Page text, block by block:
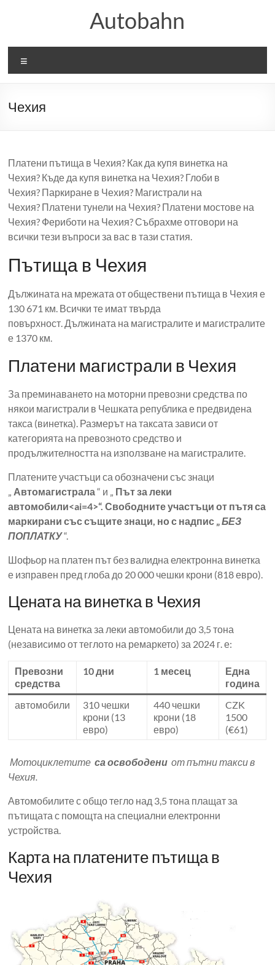
Autobahn
Чехия
Платени пътища в Чехия? Как да купя винетка на
Чехия? Къде да купя винетка на Чехия? Глоби в
Чехия? Паркиране в Чехия? Магистрали на
Чехия? Платени тунели на Чехия? Платени мостове на
Чехия? Фериботи на Чехия? Събрахме отговори на
всички тези въпроси за вас в тази статия.
Пътища в Чехия
Дължината на мрежата от обществени пътища в Чехия е
130 671 км. Всички те имат твърда
повърхност. Дължината на магистралите и магистралите
е 1370 км.
Платени магистрали в Чехия
За преминаването на моторни превозни средства по
някои магистрали в Чешката република е предвидена
такса (винетка). Размерът на таксата зависи от
категорията на превозното средство и
продължителността на използване на магистралите.
Платените участъци са обозначени със знаци
„ Автомагистрала“ и „ Път за леки
автомобили<ai=4>“. Свободните участъци от пътя са
маркирани със същите знаци, но с надпис „БЕЗ
ПОПЛАТКУ“.
Шофьор на платен път без валидна електронна винетка
е изправен пред глоба до 20 000 чешки крони (818 евро).
Цената на винетка в Чехия
Цената на винетка за леки автомобили до 3,5 тона
(независимо от теглото на ремаркето) за 2024 г. е:
Превозни
средства
10 дни 1 месец
Една
година
автомобили
310 чешки
крони (13
евро)
440 чешки
крони (18
евро)
CZK
1500
(€61)
Мотоциклетитеса освободени от пътни такси в
Чехия.
Автомобилите с общо тегло над 3,5 тона плащат за
пътищата с помощта на специални електронни
устройства.
Карта на платените пътища в
Чехия